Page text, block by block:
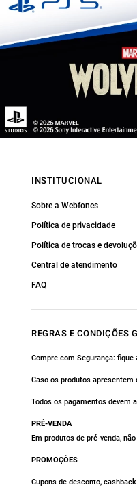
INSTITUCIONAL
Sobre a Webfones
Política de privacidade
Política de trocas e
Central de atendimento
FAQ
REGRAS E CONDIÇÕES
Compre com Segurança:
Caso os produtos apresentem
Todos os pagamentos devem
PRÉ-VENDA
Em produtos de pré-venda,
PROMOÇÕES
Cupons de desconto,